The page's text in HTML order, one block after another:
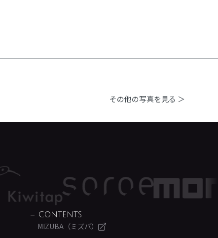
その他の写真を見る ＞
CONTENTS
MIZUBA（ミズバ）